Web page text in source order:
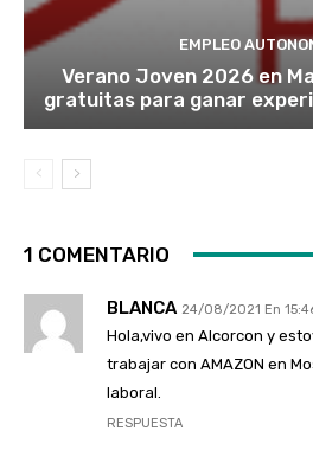
EMPLEO
Verano Joven 2026 en
gratuitas para ganar
1 COMENTARIO
BLANCA 24/08/2021 En
Hola,vivo en Alcorcon y
trabajar con AMAZON en
laboral.
RESPUESTA